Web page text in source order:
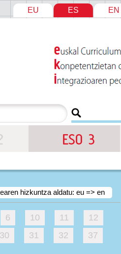
EU ES EN
hizkuntza aldatu: eu => en
6 10 11
12
30 31 32
37